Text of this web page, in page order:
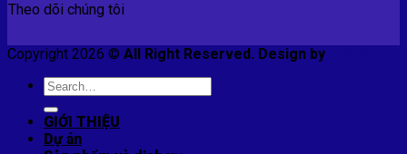
Theo dõi chúng tôi
Copyright 2026 © All Right Reserved. Design by
Search
GIỚI THIỆU
Dự án